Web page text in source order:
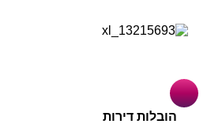
הובלות דירות